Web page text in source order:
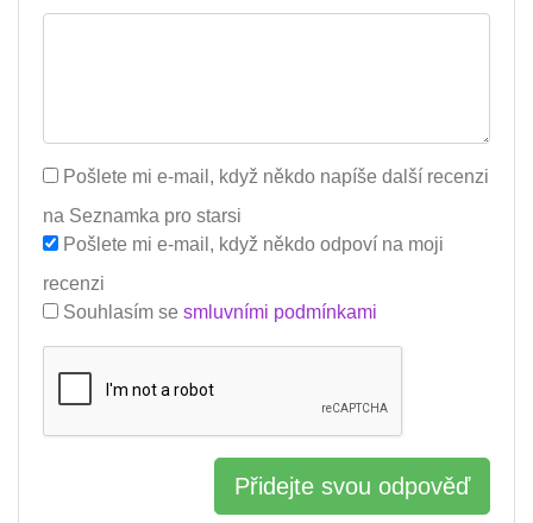
Pošlete mi e-mail, když někdo napíše další recenzi
na Seznamka pro starsi
Pošlete mi e-mail, když někdo odpoví na moji
recenzi
Souhlasím se smluvními podmínkami
Přidejte svou odpověď